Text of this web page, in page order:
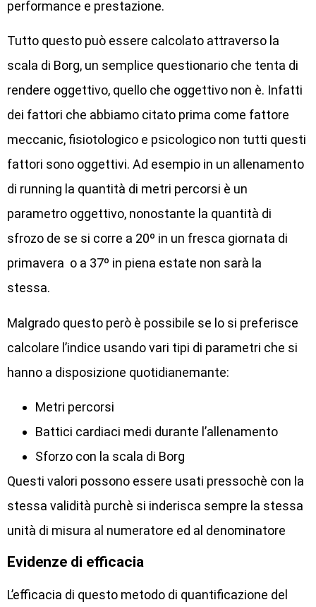
performance e prestazione.
Tutto questo può essere calcolato attraverso la
scala di Borg, un semplice questionario che tenta di
rendere oggettivo, quello che oggettivo non è. Infatti
dei fattori che abbiamo citato prima come fattore
meccanic, fisiotologico e psicologico non tutti questi
fattori sono oggettivi. Ad esempio in un allenamento
di running la quantità di metri percorsi è un
parametro oggettivo, nonostante la quantità di
sfrozo de se si corre a 20º in un fresca giornata di
primavera o a 37º in piena estate non sarà la
stessa.
Malgrado questo però è possibile se lo si preferisce
calcolare l’indice usando vari tipi di parametri che si
hanno a disposizione quotidianemante:
Metri percorsi
Battici cardiaci medi durante l’allenamento
Sforzo con la scala di Borg
Questi valori possono essere usati pressochè con la
stessa validità purchè si inderisca sempre la stessa
unità di misura al numeratore ed al denominatore
Evidenze di efficacia
L’efficacia di questo metodo di quantificazione del